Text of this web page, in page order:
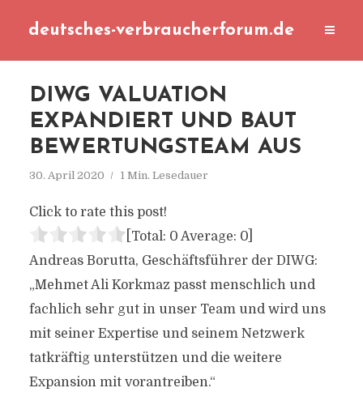
deutsches-verbraucherforum.de
DIWG VALUATION
EXPANDIERT UND BAUT
BEWERTUNGSTEAM AUS
30. April 2020 1 Min. Lesedauer
Click to rate this post!
[Total: 0 Average: 0]
Andreas Borutta, Geschäftsführer der DIWG:
„Mehmet Ali Korkmaz passt menschlich und
fachlich sehr gut in unser Team und wird uns
mit seiner Expertise und seinem Netzwerk
tatkräftig unterstützen und die weitere
Expansion mit vorantreiben.“